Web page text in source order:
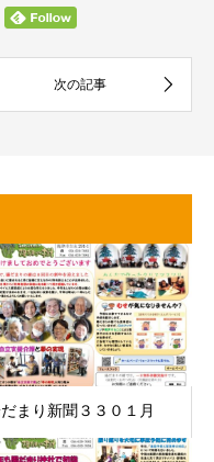
まり新聞３３０１月